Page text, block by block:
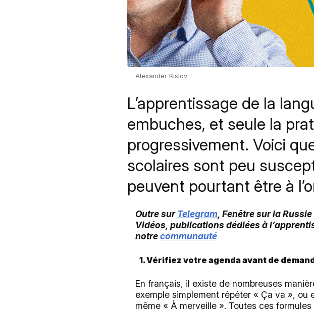
Alexander Kislov
L’apprentissage de la
embuches, et seule la
progressivement. Voici
scolaires sont peu
peuvent pourtant être à
Outre surTelegram, Fenêtre sur la
Vidéos, publications dédiées à
notrecommunauté
1. Vérifiez votre agenda avant de
En français, il existe de nombreuses
exemple simplement répéter « Ça va », ou
même « À merveille ». Toutes ces